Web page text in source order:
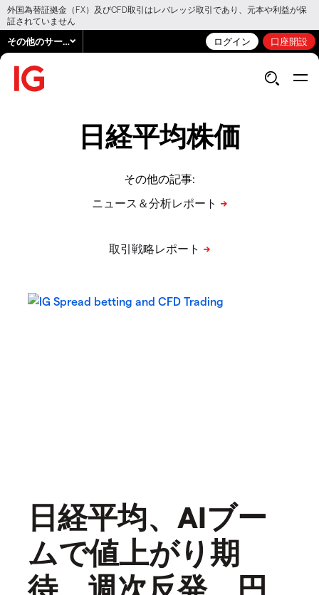
外国為替証拠金（FX）及びCFD取引はレバレッジ取引であり、元本や利益が保
証されていません
その他のサービス ログイン 口座開設
日経平均株価
その他の記事:
日経平均、AIブー
ムで値上がり期
待 週次反発 円